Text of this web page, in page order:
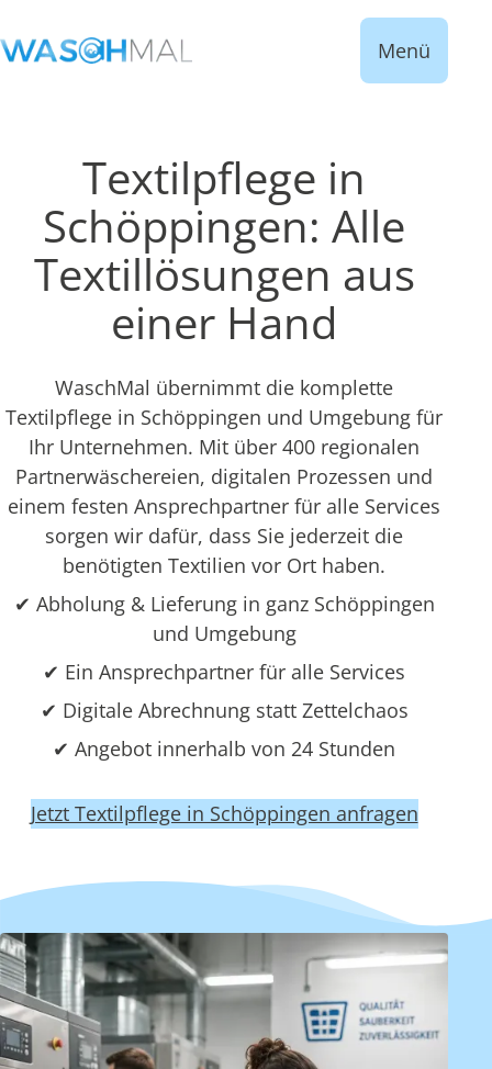
Menü
Textilpflege in
Schöppingen: Alle
Textillösungen aus
einer Hand
WaschMal übernimmt die komplette
Textilpflege in Schöppingen und Umgebung für
Ihr Unternehmen. Mit über 400 regionalen
Partnerwäschereien, digitalen Prozessen und
einem festen Ansprechpartner für alle Services
sorgen wir dafür, dass Sie jederzeit die
benötigten Textilien vor Ort haben.
✔ Abholung & Lieferung in ganz Schöppingen
und Umgebung
✔ Ein Ansprechpartner für alle Services
✔ Digitale Abrechnung statt Zettelchaos
✔ Angebot innerhalb von 24 Stunden
Jetzt Textilpflege in Schöppingen anfragen